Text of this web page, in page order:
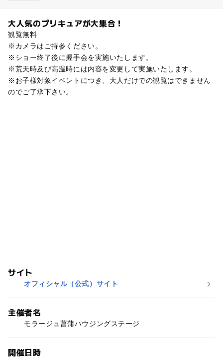
大人気のプリキュアが大集合！
観覧無料
※カメラはご持参ください。
※ショー終了後に握手会を実施いたします。
※荒天時及び高温時には内容を変更して実施いたします。
※お子様対象イベントにつき、大人だけでの観覧はできません
のでご了承下さい。
サイト
オフィシャル（公式）サイト
主催者名
モラージュ菖蒲ハウジングステージ
開催日時